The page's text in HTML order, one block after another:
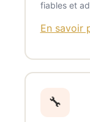
fiables et
En savoir
🔧